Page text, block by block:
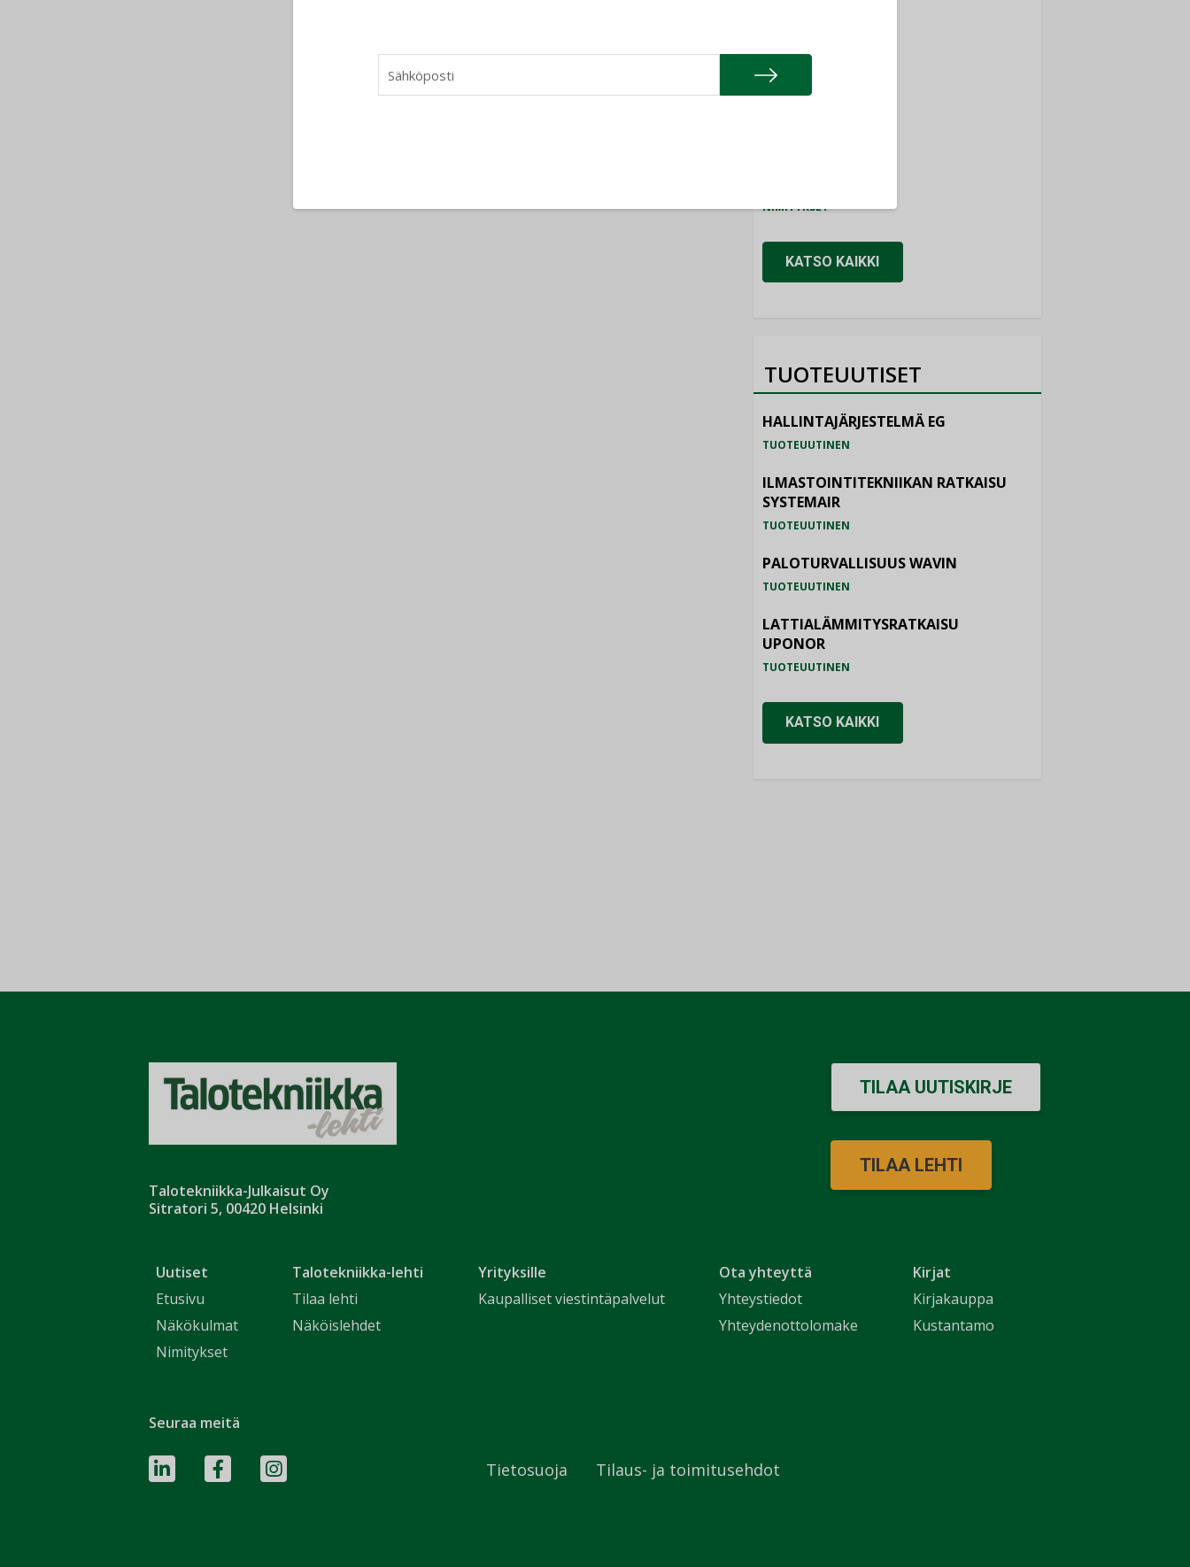
NIMITYKSET
NIMITYKSET
KATSO KAIKKI
TUOTEUUTISET
HALLINTAJÄRJESTELMÄ EG
TUOTEUUTINEN
ILMASTOINTITEKNIIKAN RATKAISU
SYSTEMAIR
TUOTEUUTINEN
PALOTURVALLISUUS WAVIN
TUOTEUUTINEN
LATTIALÄMMITYSRATKAISU
UPONOR
TUOTEUUTINEN
KATSO KAIKKI
Talotekniikka-Julkaisut Oy
Sitratori 5, 00420 Helsinki
Uutiset
Etusivu
Näkökulmat
Nimitykset
Talotekniikka-lehti
Tilaa lehti
Näköislehdet
Yrityksille
Kaupalliset viestintäpalvelut
Ota yhteyttä
Yhteystiedot
Yhteydenottolomake
Kirjat
Kirjakauppa
Kustantamo
TILAA UUTISKIRJE
TILAA LEHTI
Seuraa meitä
Tietosuoja Tilaus- ja toimitusehdot